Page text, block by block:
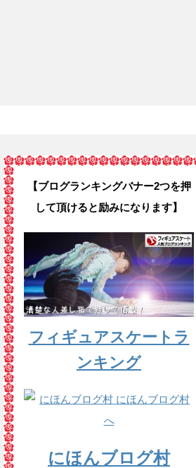
【ブログランキングバナー2つを押
して頂けると励みになります】
フィギュアスケートラ
ンキング
にほんブログ村